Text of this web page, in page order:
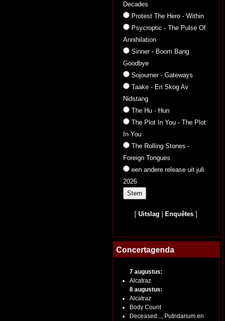
Decades
Protest The Hero - Within
Psycroptic - The Pulse Of
Annihilation
Sinner - Boom Bang
Goodbye
Sojourner - Gateways
Taake - En Skog Av
Nidstang
The Hu - Hun
The Plot In You - The Plot
In You
The Rolling Stones -
Foreign Tongues
een andere release uit juli
2026
[Uitslag Enquêtes ]
Concertagenda
7 augustus:
Alcatraz
8 augustus:
Alcatraz
Body Count
Deceased..., Putridarium en